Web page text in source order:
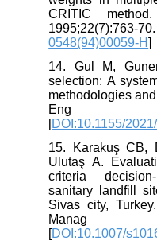
CRITIC
0548(94)00059-H
14. Gul M,
selection: A
methodologies
Eng
[DOI:10.1155/
15. Karakuş
Ulutaş A.
criteria
sanitary landfill
Sivas city,
Manag
[DOI:10.1007/